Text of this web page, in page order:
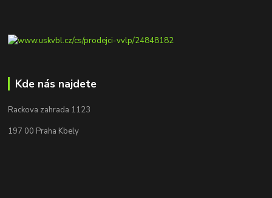
Kde nás najdete
Rackova zahrada 1123
197 00 Praha Kbely